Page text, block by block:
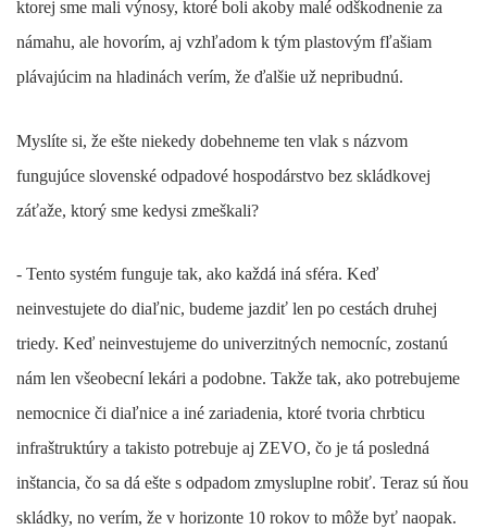
ktorej sme mali výnosy, ktoré boli akoby malé odškodnenie za
námahu, ale hovorím, aj vzhľadom k tým plastovým fľašiam
plávajúcim na hladinách verím, že ďalšie už nepribudnú.
Myslíte si, že ešte niekedy dobehneme ten vlak s názvom
fungujúce slovenské odpadové hospodárstvo bez skládkovej
záťaže, ktorý sme kedysi zmeškali?
- Tento systém funguje tak, ako každá iná sféra. Keď
neinvestujete do diaľnic, budeme jazdiť len po cestách druhej
triedy. Keď neinvestujeme do univerzitných nemocníc, zostanú
nám len všeobecní lekári a podobne. Takže tak, ako potrebujeme
nemocnice či diaľnice a iné zariadenia, ktoré tvoria chrbticu
infraštruktúry a takisto potrebuje aj ZEVO, čo je tá posledná
inštancia, čo sa dá ešte s odpadom zmysluplne robiť. Teraz sú ňou
skládky, no verím, že v horizonte 10 rokov to môže byť naopak.